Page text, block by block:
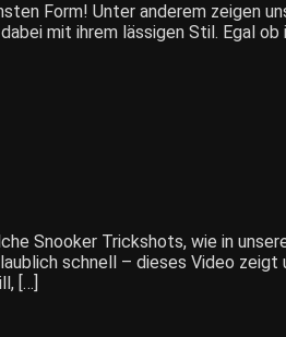
Form! Unter anderem zeigen
mit ihrem lässigen Stil. Egal
Snooker Trickshots, wie in
schnell – dieses Video
[…]